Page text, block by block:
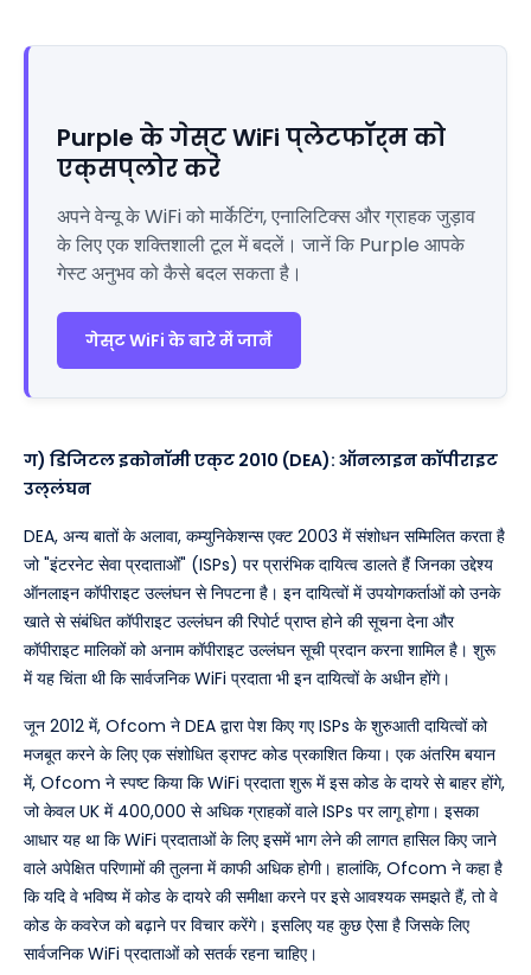
Purple के गेस्ट WiFi प्लेटफॉर्म को
एक्सप्लोर करें
अपने वेन्यू के WiFi को मार्केटिंग, एनालिटिक्स और ग्राहक जुड़ाव
के लिए एक शक्तिशाली टूल में बदलें। जानें कि Purple आपके
गेस्ट अनुभव को कैसे बदल सकता है।
गेस्ट WiFi के बारे में जानें
ग) डिजिटल इकोनॉमी एक्ट 2010 (DEA): ऑनलाइन कॉपीराइट
उल्लंघन
DEA, अन्य बातों के अलावा, कम्युनिकेशन्स एक्ट 2003 में संशोधन सम्मिलित करता है
जो "इंटरनेट सेवा प्रदाताओं" (ISPs) पर प्रारंभिक दायित्व डालते हैं जिनका उद्देश्य
ऑनलाइन कॉपीराइट उल्लंघन से निपटना है। इन दायित्वों में उपयोगकर्ताओं को उनके
खाते से संबंधित कॉपीराइट उल्लंघन की रिपोर्ट प्राप्त होने की सूचना देना और
कॉपीराइट मालिकों को अनाम कॉपीराइट उल्लंघन सूची प्रदान करना शामिल है। शुरू
में यह चिंता थी कि सार्वजनिक WiFi प्रदाता भी इन दायित्वों के अधीन होंगे।
जून 2012 में, Ofcom ने DEA द्वारा पेश किए गए ISPs के शुरुआती दायित्वों को
मजबूत करने के लिए एक संशोधित ड्राफ्ट कोड प्रकाशित किया। एक अंतरिम बयान
में, Ofcom ने स्पष्ट किया कि WiFi प्रदाता शुरू में इस कोड के दायरे से बाहर होंगे,
जो केवल UK में 400,000 से अधिक ग्राहकों वाले ISPs पर लागू होगा। इसका
आधार यह था कि WiFi प्रदाताओं के लिए इसमें भाग लेने की लागत हासिल किए जाने
वाले अपेक्षित परिणामों की तुलना में काफी अधिक होगी। हालांकि, Ofcom ने कहा है
कि यदि वे भविष्य में कोड के दायरे की समीक्षा करने पर इसे आवश्यक समझते हैं, तो वे
कोड के कवरेज को बढ़ाने पर विचार करेंगे। इसलिए यह कुछ ऐसा है जिसके लिए
सार्वजनिक WiFi प्रदाताओं को सतर्क रहना चाहिए।